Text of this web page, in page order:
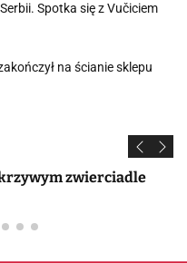
Spotka się z Vučiciem
na ścianie sklepu
zwierciadle